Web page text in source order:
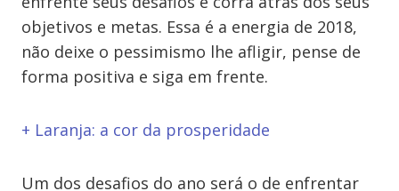
objetivos e metas. Essa é a energia de 2018,
não deixe o pessimismo lhe afligir, pense de
forma positiva e siga em frente.
+ Laranja: a cor da prosperidade
Um dos desafios do ano será o de enfrentar